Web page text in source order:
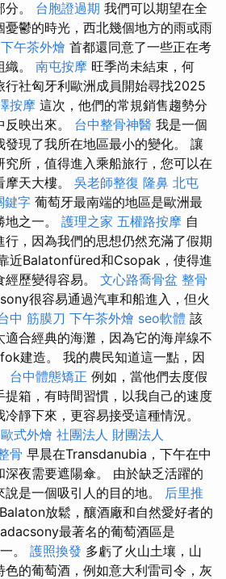
。 台胞證過期 我們可以期望在全
憂鬱的時光，西北幾個地方的雨或雨
下午茶外燴 首都還同意了一些正在考
。 南屯按摩 旺季尚未結束，何
行社匈牙利歐洲成員開始尋找2025
按摩 這次，他們的常規銷售趨勢分
映出來。 台中整骨神醫 我是一個
現了我所在地區最小的變化。 讓
所，值得進入乘船旅行，您可以在
天大樓。 吳老師整復 隆鼻 北屯
鍵字 葡萄牙最南端的地區是歐洲最
之一。 護理之家 五權路按摩 自
，因為我們的思想仍然充滿了假期
近Balatonfüred和Csopak，使得進
歷變得容易。 文心路喬骨盆 整骨
很容易通過汽車和船進入，但火
中 筋膜刀 下午茶外燴 seo軟體 該
適合經典的海灘，因為它的海岸線不
建造。 我的農民知道這一點，因
台中體態矯正 例如，當他們去度假
提箱，有時間習慣，以我自己的速度
靜下來，更容易接受這種情況。
歐式外燴 社團法人 財團法人
骨 早晨在Transdanubia，下午在中
深夜需要遮陽傘。 由於缺乏活躍的
是一個吸引人的目的地。 后里推
放鬆，釀酒廠和自然愛好者的
最著名的葡萄酒區是
。 護照換發 多虧了火山土壤，山
色的葡萄酒，例如意大利雷司令，灰